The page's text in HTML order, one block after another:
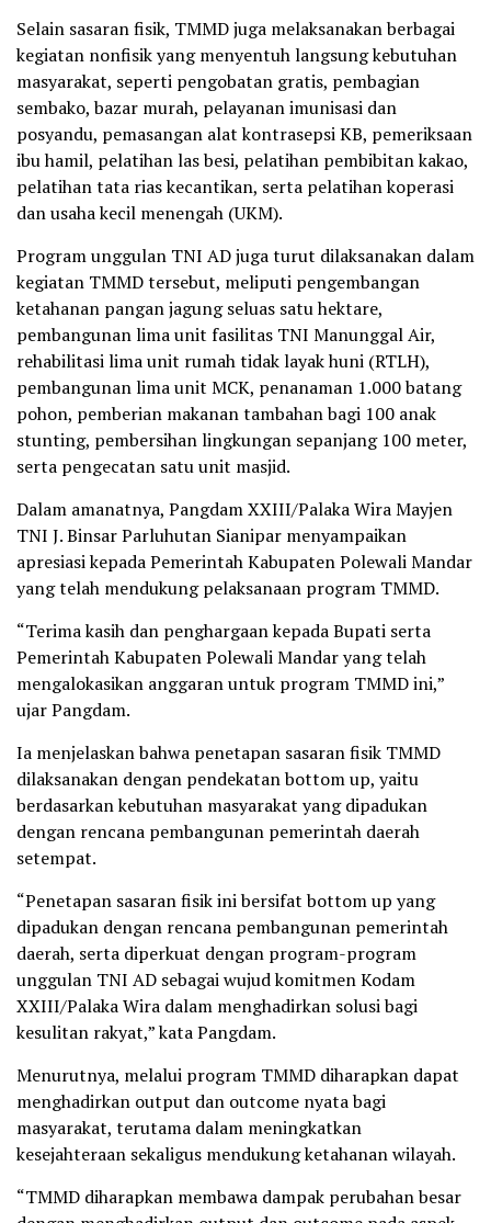
Selain sasaran fisik, TMMD juga melaksanakan berbagai
kegiatan nonfisik yang menyentuh langsung kebutuhan
masyarakat, seperti pengobatan gratis, pembagian
sembako, bazar murah, pelayanan imunisasi dan
posyandu, pemasangan alat kontrasepsi KB, pemeriksaan
ibu hamil, pelatihan las besi, pelatihan pembibitan kakao,
pelatihan tata rias kecantikan, serta pelatihan koperasi
dan usaha kecil menengah (UKM).
Program unggulan TNI AD juga turut dilaksanakan dalam
kegiatan TMMD tersebut, meliputi pengembangan
ketahanan pangan jagung seluas satu hektare,
pembangunan lima unit fasilitas TNI Manunggal Air,
rehabilitasi lima unit rumah tidak layak huni (RTLH),
pembangunan lima unit MCK, penanaman 1.000 batang
pohon, pemberian makanan tambahan bagi 100 anak
stunting, pembersihan lingkungan sepanjang 100 meter,
serta pengecatan satu unit masjid.
Dalam amanatnya, Pangdam XXIII/Palaka Wira Mayjen
TNI J. Binsar Parluhutan Sianipar menyampaikan
apresiasi kepada Pemerintah Kabupaten Polewali Mandar
yang telah mendukung pelaksanaan program TMMD.
“Terima kasih dan penghargaan kepada Bupati serta
Pemerintah Kabupaten Polewali Mandar yang telah
mengalokasikan anggaran untuk program TMMD ini,”
ujar Pangdam.
Ia menjelaskan bahwa penetapan sasaran fisik TMMD
dilaksanakan dengan pendekatan bottom up, yaitu
berdasarkan kebutuhan masyarakat yang dipadukan
dengan rencana pembangunan pemerintah daerah
setempat.
“Penetapan sasaran fisik ini bersifat bottom up yang
dipadukan dengan rencana pembangunan pemerintah
daerah, serta diperkuat dengan program-program
unggulan TNI AD sebagai wujud komitmen Kodam
XXIII/Palaka Wira dalam menghadirkan solusi bagi
kesulitan rakyat,” kata Pangdam.
Menurutnya, melalui program TMMD diharapkan dapat
menghadirkan output dan outcome nyata bagi
masyarakat, terutama dalam meningkatkan
kesejahteraan sekaligus mendukung ketahanan wilayah.
“TMMD diharapkan membawa dampak perubahan besar